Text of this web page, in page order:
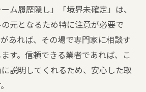
ム履歴隠し」「境界未確定」は、
元となるため特に注意が必要で
あれば、その場で専門家に相談す
す。信頼できる業者であれば、こ
説明してくれるため、安心した取